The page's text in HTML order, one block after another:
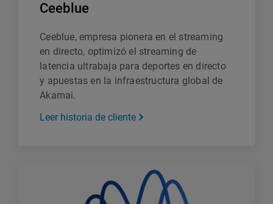
Ceeblue
Ceeblue, empresa pionera en el streaming
en directo, optimizó el streaming de
latencia ultrabaja para deportes en directo
y apuestas en la infraestructura global de
Akamai.
Leer historia de cliente